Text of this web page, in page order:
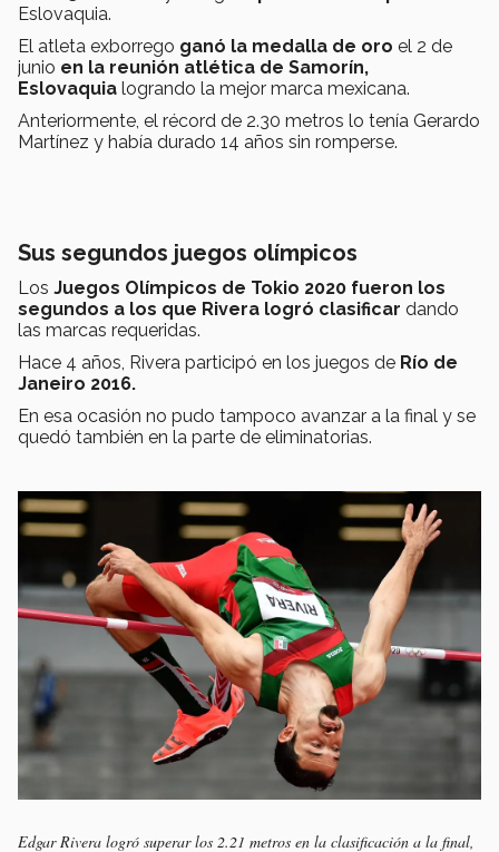
Eslovaquia.
El atleta exborrego ganó la medalla de oro el 2 de
junio en la reunión atlética de Samorín,
Eslovaquia logrando la mejor marca mexicana.
Anteriormente, el récord de 2.30 metros lo tenía Gerardo
Martínez y había durado 14 años sin romperse.
Sus segundos juegos olímpicos
Los Juegos Olímpicos de Tokio 2020 fueron los
segundos a los que Rivera logró clasificar dando
las marcas requeridas.
Hace 4 años, Rivera participó en los juegos de Río de
Janeiro 2016.
En esa ocasión no pudo tampoco avanzar a la final y se
quedó también en la parte de eliminatorias.
Edgar Rivera logró superar los 2.21 metros en la clasificación a la final,